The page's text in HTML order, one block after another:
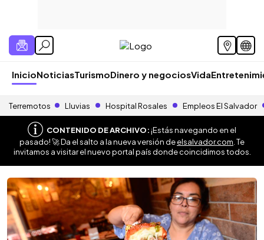
InicioNoticiasTurismoDinero y negociosVida
Terremotos Lluvias Hospital Rosales Empleos El Salvador
CONTENIDO DE ARCHIVO:¡Estás navegando en el
pasado! 🚀 Da el salto a la nueva versión deelsalvador.com . Te
invitamos a visitar el nuevo portal país donde coincidimos todos.